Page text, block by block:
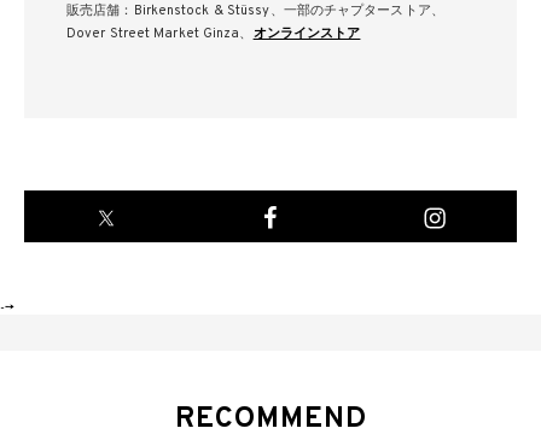
販売店舗：Birkenstock & Stüssy、一部のチャプターストア、
Dover Street Market Ginza、 オンラインストア
-->
RECOMMEND